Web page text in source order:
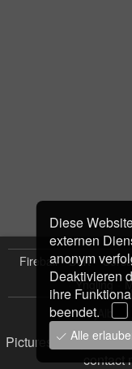
Fireball Dart
Yngling
jAlbum
Pictures Copyright
contact